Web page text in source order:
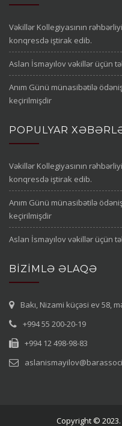
Vəkillər Kollegiyasının
konqresdə iştirak edib.
Aslan İsmayılov vəkillər üçün
Anım Günü münasibətilə
keçirilmişdir
POPULYAR
Vəkillər Kollegiyasının
konqresdə iştirak edib.
Anım Günü münasibətilə
keçirilmişdir
Aslan İsmayılov vəkillər üçün
BIZIMLƏ ƏLAQƏ
Bakı, Nizami küçəsi ev 58,
+994 55 200-20-19
+994 12 498-98-83
Copyright ©